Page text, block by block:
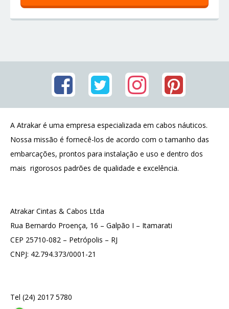
A Atrakar é uma empresa especializada em cabos náuticos.
Nossa missão é fornecê-los de acordo com o tamanho das
embarcações, prontos para instalação e uso e dentro dos
mais rigorosos padrões de qualidade e excelência.
Atrakar Cintas & Cabos Ltda
Rua Bernardo Proença, 16 – Galpão I – Itamarati
CEP 25710-082 – Petrópolis – RJ
CNPJ: 42.794.373/0001-21
Tel (24) 2017 5780